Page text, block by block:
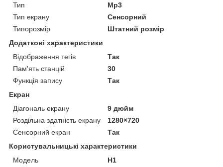
Тип
Mp3
Тип екрану
Сенсорний
Типорозмір
Штатний розмір
Додаткові характеристики
Відображення тегів
Так
Пам'ять станцій
30
Функція запису
Так
Екран
Діагональ екрану
9 дюйм
Роздільна здатність екрану
1280×720
Сенсорний екран
Так
Користувальницькі характеристики
Мoдель
H1